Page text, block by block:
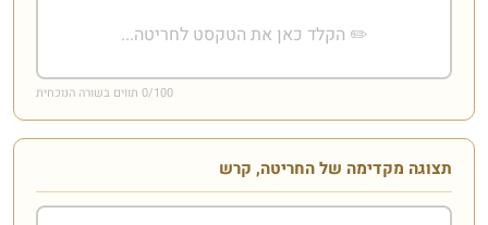
0/100 תווים בשורה הנוכחית
תצוגה מקדימה של החריטה, קרש